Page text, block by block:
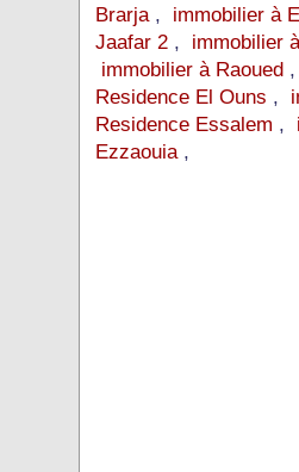
Brarja, immobilier à
Jaafar 2, immobilier
immobilier à Raoued
Residence El Ouns ,
Residence Essalem ,
Ezzaouia,